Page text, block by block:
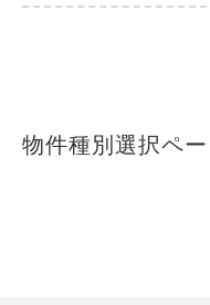
物件種別選択ペ